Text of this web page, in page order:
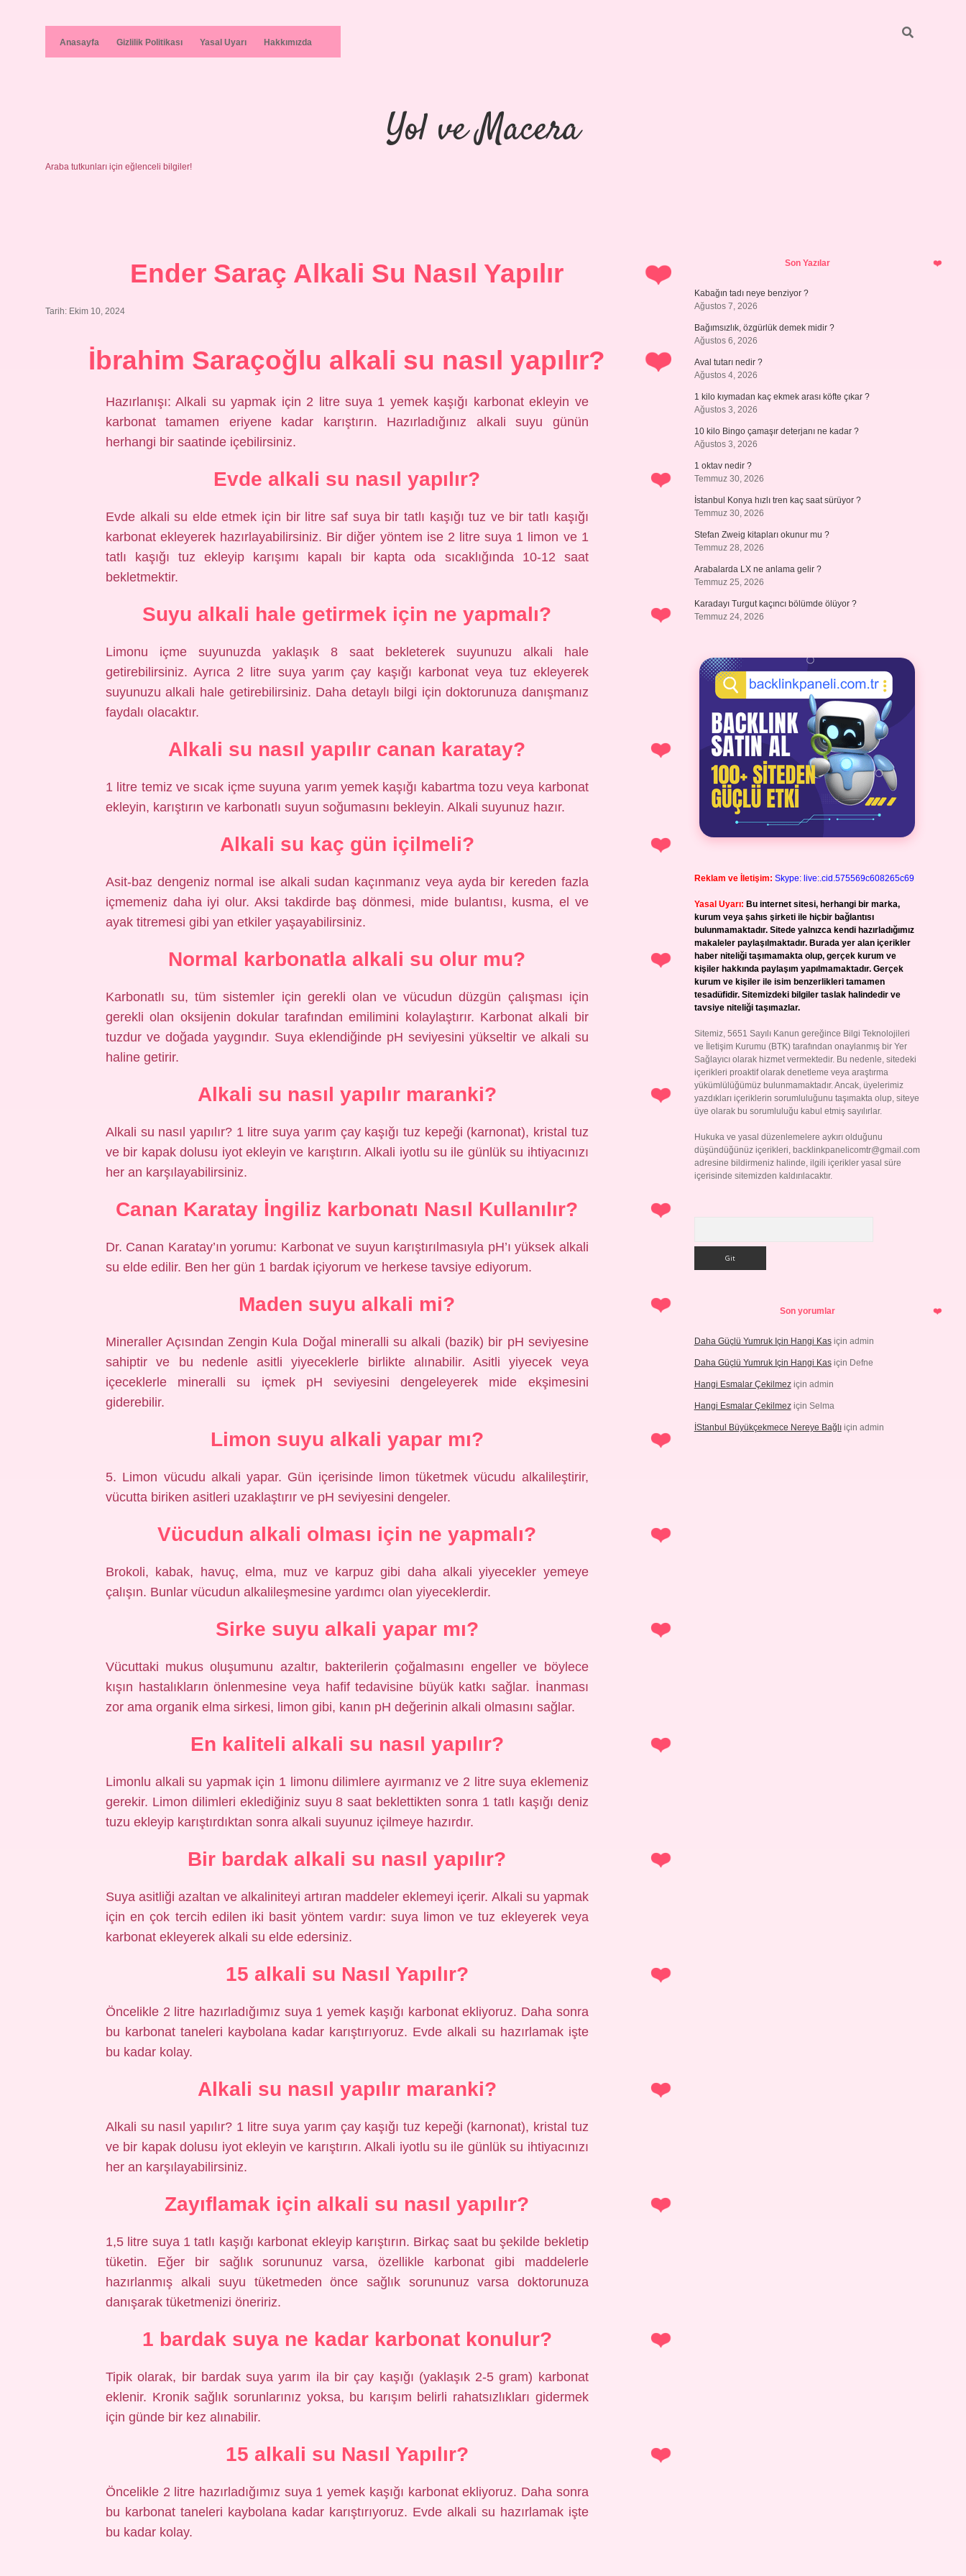
Anasayfa Gizlilik Politikası Yasal Uyarı Hakkımızda
Yol ve Macera
Araba tutkunları için eğlenceli bilgiler!
Ender Saraç Alkali Su Nasıl Yapılır
Tarih: Ekim 10, 2024
İbrahim Saraçoğlu alkali su nasıl yapılır?
Hazırlanışı: Alkali su yapmak için 2 litre suya 1 yemek kaşığı karbonat ekleyin ve
karbonat tamamen eriyene kadar karıştırın. Hazırladığınız alkali suyu günün
herhangi bir saatinde içebilirsiniz.
Evde alkali su nasıl yapılır?
Evde alkali su elde etmek için bir litre saf suya bir tatlı kaşığı tuz ve bir tatlı kaşığı
karbonat ekleyerek hazırlayabilirsiniz. Bir diğer yöntem ise 2 litre suya 1 limon ve 1
tatlı kaşığı tuz ekleyip karışımı kapalı bir kapta oda sıcaklığında 10-12 saat
bekletmektir.
Suyu alkali hale getirmek için ne yapmalı?
Limonu içme suyunuzda yaklaşık 8 saat bekleterek suyunuzu alkali hale
getirebilirsiniz. Ayrıca 2 litre suya yarım çay kaşığı karbonat veya tuz ekleyerek
suyunuzu alkali hale getirebilirsiniz. Daha detaylı bilgi için doktorunuza danışmanız
faydalı olacaktır.
Alkali su nasıl yapılır canan karatay?
1 litre temiz ve sıcak içme suyuna yarım yemek kaşığı kabartma tozu veya karbonat
ekleyin, karıştırın ve karbonatlı suyun soğumasını bekleyin. Alkali suyunuz hazır.
Alkali su kaç gün içilmeli?
Asit-baz dengeniz normal ise alkali sudan kaçınmanız veya ayda bir kereden fazla
içmemeniz daha iyi olur. Aksi takdirde baş dönmesi, mide bulantısı, kusma, el ve
ayak titremesi gibi yan etkiler yaşayabilirsiniz.
Normal karbonatla alkali su olur mu?
Karbonatlı su, tüm sistemler için gerekli olan ve vücudun düzgün çalışması için
gerekli olan oksijenin dokular tarafından emilimini kolaylaştırır. Karbonat alkali bir
tuzdur ve doğada yaygındır. Suya eklendiğinde pH seviyesini yükseltir ve alkali su
haline getirir.
Alkali su nasıl yapılır maranki?
Alkali su nasıl yapılır? 1 litre suya yarım çay kaşığı tuz kepeği (karnonat), kristal tuz
ve bir kapak dolusu iyot ekleyin ve karıştırın. Alkali iyotlu su ile günlük su ihtiyacınızı
her an karşılayabilirsiniz.
Canan Karatay İngiliz karbonatı Nasıl Kullanılır?
Dr. Canan Karatay’ın yorumu: Karbonat ve suyun karıştırılmasıyla pH’ı yüksek alkali
su elde edilir. Ben her gün 1 bardak içiyorum ve herkese tavsiye ediyorum.
Maden suyu alkali mi?
Mineraller Açısından Zengin Kula Doğal mineralli su alkali (bazik) bir pH seviyesine
sahiptir ve bu nedenle asitli yiyeceklerle birlikte alınabilir. Asitli yiyecek veya
içeceklerle mineralli su içmek pH seviyesini dengeleyerek mide ekşimesini
giderebilir.
Limon suyu alkali yapar mı?
5. Limon vücudu alkali yapar. Gün içerisinde limon tüketmek vücudu alkalileştirir,
vücutta biriken asitleri uzaklaştırır ve pH seviyesini dengeler.
Vücudun alkali olması için ne yapmalı?
Brokoli, kabak, havuç, elma, muz ve karpuz gibi daha alkali yiyecekler yemeye
çalışın. Bunlar vücudun alkalileşmesine yardımcı olan yiyeceklerdir.
Sirke suyu alkali yapar mı?
Vücuttaki mukus oluşumunu azaltır, bakterilerin çoğalmasını engeller ve böylece
kışın hastalıkların önlenmesine veya hafif tedavisine büyük katkı sağlar. İnanması
zor ama organik elma sirkesi, limon gibi, kanın pH değerinin alkali olmasını sağlar.
En kaliteli alkali su nasıl yapılır?
Limonlu alkali su yapmak için 1 limonu dilimlere ayırmanız ve 2 litre suya eklemeniz
gerekir. Limon dilimleri eklediğiniz suyu 8 saat beklettikten sonra 1 tatlı kaşığı deniz
tuzu ekleyip karıştırdıktan sonra alkali suyunuz içilmeye hazırdır.
Bir bardak alkali su nasıl yapılır?
Suya asitliği azaltan ve alkaliniteyi artıran maddeler eklemeyi içerir. Alkali su yapmak
için en çok tercih edilen iki basit yöntem vardır: suya limon ve tuz ekleyerek veya
karbonat ekleyerek alkali su elde edersiniz.
15 alkali su Nasıl Yapılır?
Öncelikle 2 litre hazırladığımız suya 1 yemek kaşığı karbonat ekliyoruz. Daha sonra
bu karbonat taneleri kaybolana kadar karıştırıyoruz. Evde alkali su hazırlamak işte
bu kadar kolay.
Alkali su nasıl yapılır maranki?
Alkali su nasıl yapılır? 1 litre suya yarım çay kaşığı tuz kepeği (karnonat), kristal tuz
ve bir kapak dolusu iyot ekleyin ve karıştırın. Alkali iyotlu su ile günlük su ihtiyacınızı
her an karşılayabilirsiniz.
Zayıflamak için alkali su nasıl yapılır?
1,5 litre suya 1 tatlı kaşığı karbonat ekleyip karıştırın. Birkaç saat bu şekilde bekletip
tüketin. Eğer bir sağlık sorununuz varsa, özellikle karbonat gibi maddelerle
hazırlanmış alkali suyu tüketmeden önce sağlık sorununuz varsa doktorunuza
danışarak tüketmenizi öneririz.
1 bardak suya ne kadar karbonat konulur?
Tipik olarak, bir bardak suya yarım ila bir çay kaşığı (yaklaşık 2-5 gram) karbonat
eklenir. Kronik sağlık sorunlarınız yoksa, bu karışım belirli rahatsızlıkları gidermek
için günde bir kez alınabilir.
15 alkali su Nasıl Yapılır?
Öncelikle 2 litre hazırladığımız suya 1 yemek kaşığı karbonat ekliyoruz. Daha sonra
bu karbonat taneleri kaybolana kadar karıştırıyoruz. Evde alkali su hazırlamak işte
bu kadar kolay.
SidebarSon Yazılar
Kabağın tadı neye benziyor ?
Ağustos 7, 2026
Bağımsızlık, özgürlük demek midir ?
Ağustos 6, 2026
Aval tutarı nedir ?
Ağustos 4, 2026
1 kilo kıymadan kaç ekmek arası köfte çıkar ?
Ağustos 3, 2026
10 kilo Bingo çamaşır deterjanı ne kadar ?
Ağustos 3, 2026
1 oktav nedir ?
Temmuz 30, 2026
İstanbul Konya hızlı tren kaç saat sürüyor ?
Temmuz 30, 2026
Stefan Zweig kitapları okunur mu ?
Temmuz 28, 2026
Arabalarda LX ne anlama gelir ?
Temmuz 25, 2026
Karadayı Turgut kaçıncı bölümde ölüyor ?
Temmuz 24, 2026
Reklam ve İletişim: Skype: live:.cid.575569c608265c69
Yasal Uyarı: Bu internet sitesi, herhangi bir marka,
kurum veya şahıs şirketi ile hiçbir bağlantısı
bulunmamaktadır. Sitede yalnızca kendi hazırladığımız
makaleler paylaşılmaktadır. Burada yer alan içerikler
haber niteliği taşımamakta olup, gerçek kurum ve
kişiler hakkında paylaşım yapılmamaktadır. Gerçek
kurum ve kişiler ile isim benzerlikleri tamamen
tesadüfidir. Sitemizdeki bilgiler taslak halindedir ve
tavsiye niteliği taşımazlar.
Sitemiz, 5651 Sayılı Kanun gereğince Bilgi Teknolojileri
ve İletişim Kurumu (BTK) tarafından onaylanmış bir Yer
Sağlayıcı olarak hizmet vermektedir. Bu nedenle, sitedeki
içerikleri proaktif olarak denetleme veya araştırma
yükümlülüğümüz bulunmamaktadır. Ancak, üyelerimiz
yazdıkları içeriklerin sorumluluğunu taşımakta olup, siteye
üye olarak bu sorumluluğu kabul etmiş sayılırlar.
Hukuka ve yasal düzenlemelere aykırı olduğunu
düşündüğünüz içerikleri, backlinkpanelicomtr@gmail.com
adresine bildirmeniz halinde, ilgili içerikler yasal süre
içerisinde sitemizden kaldırılacaktır.
Son yorumlar
Daha Güçlü Yumruk Için Hangi Kasiçin admin
Daha Güçlü Yumruk Için Hangi Kasiçin Defne
Hangi Esmalar Çekilmeziçin admin
Hangi Esmalar Çekilmeziçin Selma
İStanbul Büyükçekmece Nereye Bağlıiçin admin